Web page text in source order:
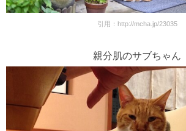
引用： http://mcha.jp/23035
親分肌のサブちゃん